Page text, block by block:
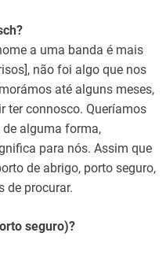
a uma banda é mais
não foi algo que nos
até alguns meses,
ter connosco. Queríamos
alguma forma,
para nós. Assim que
de abrigo, porto seguro,
de procurar.
seguro)?